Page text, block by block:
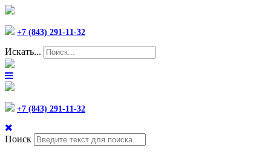
+7 (843) 291-11-32
Искать...
+7 (843) 291-11-32
Поиск